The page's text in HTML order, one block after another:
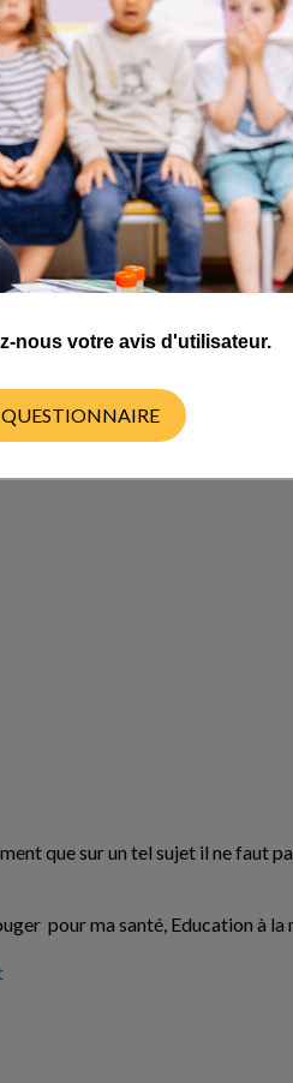
fonction ainsi que du
récoltés ceux qui
alors ce n'est pas très
que sur un tel sujet il ne faut
pour ma santé, Education à
nous votre avis d'utilisateur.
QUESTIONNAIRE